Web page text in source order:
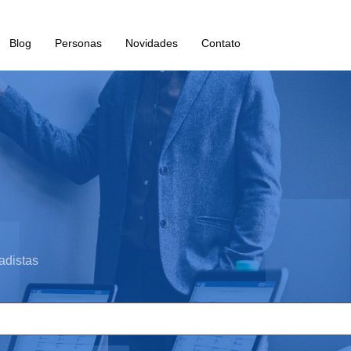
Blog Personas Novidades Contato